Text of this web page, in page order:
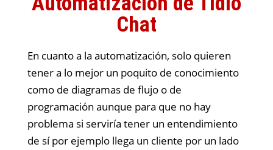
Chat
En cuanto a la automatización, solo quieren
tener a lo mejor un poquito de conocimiento
como de diagramas de flujo o de
programación aunque para que no hay
problema si serviría tener un entendimiento
de sí por ejemplo llega un cliente por un lado